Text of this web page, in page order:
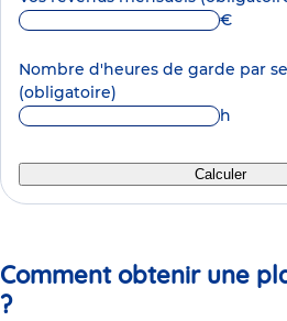
€
Nombre d'heures de garde par
(obligatoire)
h
Calculer
Comment obtenir une
?